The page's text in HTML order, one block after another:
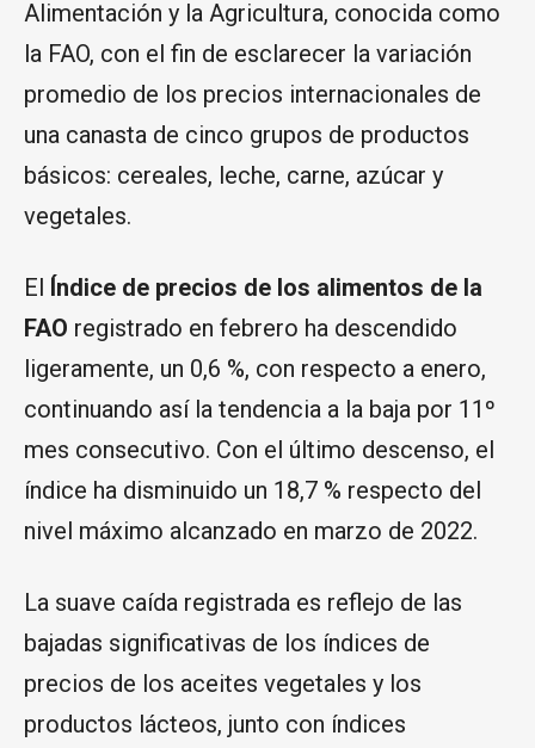
Alimentación y la Agricultura, conocida como
la FAO, con el fin de esclarecer la variación
promedio de los precios internacionales de
una canasta de cinco grupos de productos
básicos: cereales, leche, carne, azúcar y
vegetales.
El Índice de precios de los alimentos de la
FAO registrado en febrero ha descendido
ligeramente, un 0,6 %, con respecto a enero,
continuando así la tendencia a la baja por 11º
mes consecutivo. Con el último descenso, el
índice ha disminuido un 18,7 % respecto del
nivel máximo alcanzado en marzo de 2022.
La suave caída registrada es reflejo de las
bajadas significativas de los índices de
precios de los aceites vegetales y los
productos lácteos, junto con índices